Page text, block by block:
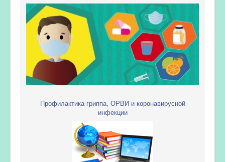
Профилактика гриппа, ОРВИ и коронавирусной
инфекции